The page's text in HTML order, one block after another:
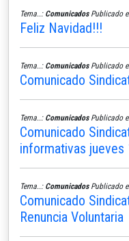
Tema..: ComunicadosPublicado
Feliz Navidad!!!
Tema..: ComunicadosPublicado
Comunicado
Tema..: ComunicadosPublicado
Comunicado
informativas
Tema..: ComunicadosPublicado
Comunicado
Renuncia Voluntaria